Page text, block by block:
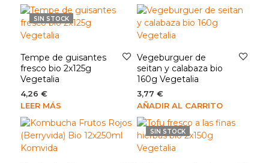
SIN STOCK
Tempe de guisantes
fresco bio 2x125g
Vegetalia
4,26 €
LEER MÁS
Vegeburguer de
seitan y calabaza bio
160g Vegetalia
3,77 €
AÑADIR AL CARRITO
SIN STOCK